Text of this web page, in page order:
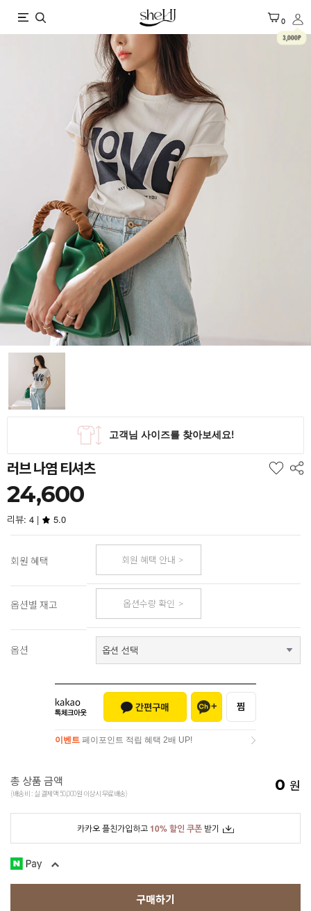
X 0
3,000P
러브 나염 티셔츠
24,600
리뷰: 4 | 5.0
회원 혜택 회원 혜택 안내
옵션별 재고 옵션수량 확인
옵션
이벤트 페이포인트 적립 혜택 2배 UP!
총 상품 금액
(배송비 : 실 결제액 50,000원 이상시 무료배송) 0 원
카카오 플친가입하고10% 할인 쿠폰 받기
구매하기